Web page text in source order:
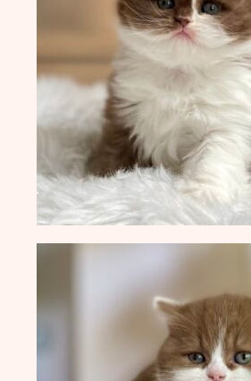
Y-Wurf vom 21.02.2026
X-Wurf vom 27.04.2025
W-Wurf vom 24.04.2025
V-Wurf vom 20.04.2025
U-Wurf vom 13.04.2025
T-Wurf vom 30.09.2024
S-Wurf vom 19.07.2024
R-Wurf vom 14.05.2024
Q-Wurf vom 06.04.2024
P-Wurf vom 17.08.2023